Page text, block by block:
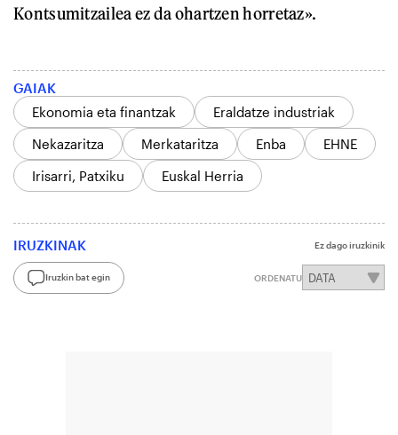
Kontsumitzailea ez da ohartzen horretaz».
GAIAK
Ekonomia eta finantzak
Eraldatze industriak
Nekazaritza
Merkataritza Enba
EHNE
Irisarri, Patxiku
Euskal Herria
IRUZKINAK Ez dago iruzkinik
Iruzkin bat egin ORDENATU